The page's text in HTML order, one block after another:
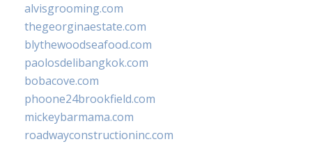
alvisgrooming.com
thegeorginaestate.com
blythewoodseafood.com
paolosdelibangkok.com
bobacove.com
phoone24brookfield.com
mickeybarmama.com
roadwayconstructioninc.com